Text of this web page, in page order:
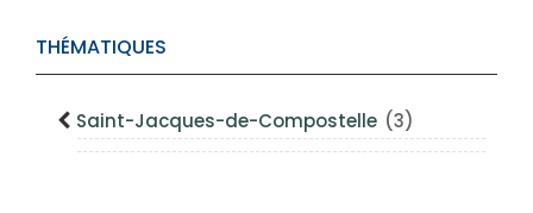
THÉMATIQUES
Saint-Jacques-de-Compostelle (3)